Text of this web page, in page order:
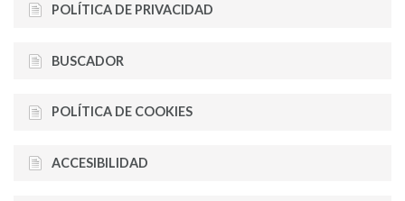
POLÍTICA DE PRIVACIDAD
BUSCADOR
POLÍTICA DE COOKIES
ACCESIBILIDAD